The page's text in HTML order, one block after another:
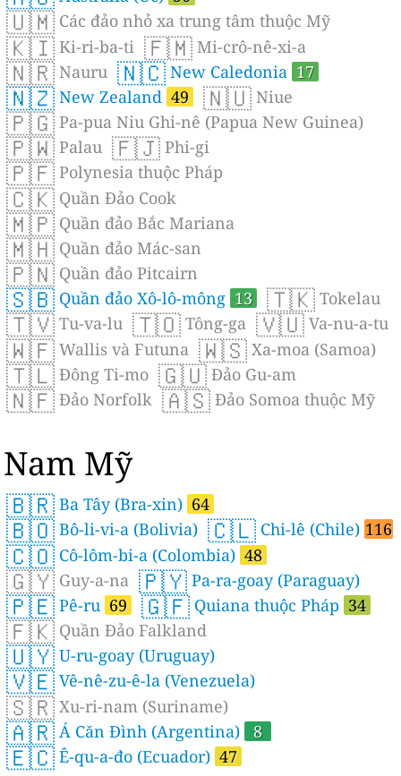
🇺🇲 Các đảo nhỏ xa trung tâm thuộc Mỹ
🇰🇮 Ki-ri-ba-ti 🇫🇲 Mi-crô-nê-xi-a
🇳🇷 Nauru 🇳🇨 New Caledonia 17
🇳🇿 New Zealand 49 🇳🇺 Niue
🇵🇬 Pa-pua Niu Ghi-nê (Papua New Guinea)
🇵🇼 Palau 🇫🇯 Phi-gi
🇵🇫 Polynesia thuộc Pháp
🇨🇰 Quần Đảo Cook
🇲🇵 Quần đảo Bắc Mariana
🇲🇭 Quần đảo Mác-san
🇵🇳 Quần đảo Pitcairn
🇸🇧 Quần đảo Xô-lô-mông 13 🇹🇰 Tokelau
🇹🇻 Tu-va-lu 🇹🇴 Tông-ga 🇻🇺 Va-nu-a-tu
🇼🇫 Wallis và Futuna 🇼🇸 Xa-moa (Samoa)
🇹🇱 Ðông Ti-mo 🇬🇺 Đảo Gu-am
🇳🇫 Đảo Norfolk 🇦🇸 Đảo Somoa thuộc Mỹ
Nam Mỹ
🇧🇷 Ba Tây (Bra-xin) 64
🇧🇴 Bô-li-vi-a (Bolivia) 🇨🇱 Chi-lê (Chile) 116
🇨🇴 Cô-lôm-bi-a (Colombia) 48
🇬🇾 Guy-a-na 🇵🇾 Pa-ra-goay (Paraguay)
🇵🇪 Pê-ru 69 🇬🇫 Quiana thuộc Pháp 34
🇫🇰 Quần Đảo Falkland
🇺🇾 U-ru-goay (Uruguay)
🇻🇪 Vê-nê-zu-ê-la (Venezuela)
🇸🇷 Xu-ri-nam (Suriname)
🇦🇷 Á Căn Đình (Argentina) 8
🇪🇨 Ê-qu-a-đo (Ecuador) 47